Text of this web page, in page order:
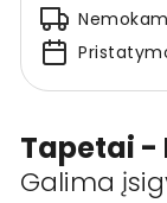
Tapetai -
Galima